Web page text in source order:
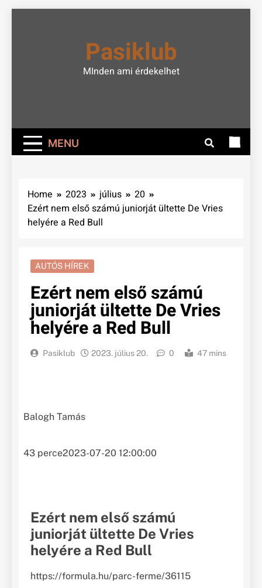
Pasiklub
MInden ami érdekelhet
MENU
Home 2023 július
20
Ezért nem első számú juniorját ültette De Vries
helyére a Red Bull
AUTÓS HÍREK
Ezért nem első számú
juniorját ültette De Vries
helyére a Red Bull
Pasiklub 2023. július 20. 0 47 mins
Balogh Tamás
43 perce2023-07-20 12:00:00
Ezért nem első számú
juniorját ültette De Vries
helyére a Red Bull
https://formula.hu/parc-ferme/36115